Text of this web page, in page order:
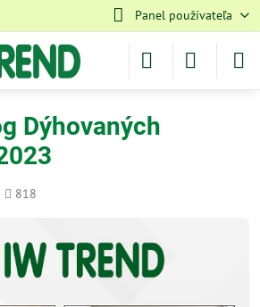
Panel používateľa
Dýhovaných
Počet
818